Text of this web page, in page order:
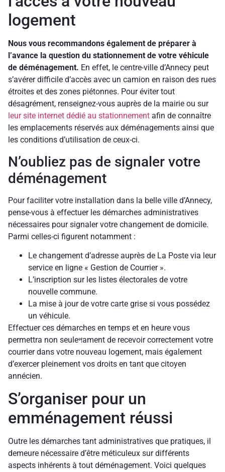
logement
Nous vous recommandons également de préparer à
l’avance la question du stationnement de votre véhicule
de déménagement. En effet, le centre-ville d’Annecy peut
s’avérer difficile d’accès avec un camion en raison des rues
étroites et des zones piétonnes. Pour éviter tout
désagrément, renseignez-vous auprès de la mairie ou sur
leur site internet dédié au stationnement afin de connaître
les emplacements réservés aux déménagements ainsi que
les conditions d’utilisation de ceux-ci.
N’oubliez pas de signaler votre
déménagement
Pour faciliter votre installation dans la belle ville d’Annecy,
pense-vous à effectuer les démarches administratives
nécessaires pour signaler votre changement de domicile.
Parmi celles-ci figurent notamment :
Le changement d’adresse auprès de La Poste via leur
service en ligne « Gestion de Courrier ».
L’inscription sur les listes électorales de votre
nouvelle commune.
La mise à jour de votre carte grise si vous possédez
un véhicule.
Effectuer ces démarches en temps et en heure vous
permettra non seuleপament de recevoir correctement votre
courrier dans votre nouveau logement, mais également
d’exercer pleinement vos droits en tant que citoyen
annécien.
S’organiser pour un
emménagement réussi
Outre les démarches tant administratives que pratiques, il
demeure nécessaire d’être méticuleux sur différents
aspects inhérents à tout déménagement. Voici quelques